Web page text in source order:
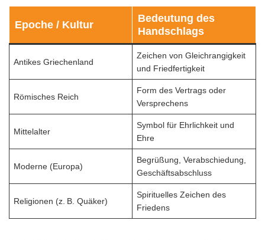
Epoche / Kultur
Bedeutung des
Handschlags
Antikes Griechenland
Zeichen von Gleichrangigkeit
und Friedfertigkeit
Römisches Reich
Form des Vertrags oder
Versprechens
Mittelalter
Symbol für Ehrlichkeit und
Ehre
Moderne (Europa)
Begrüßung, Verabschiedung,
Geschäftsabschluss
Religionen (z. B. Quäker)
Spirituelles Zeichen des
Friedens